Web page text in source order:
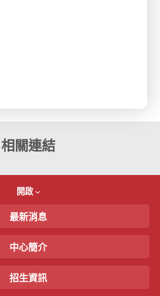
相關連結
開啟
最新消息
中心簡介
招生資訊